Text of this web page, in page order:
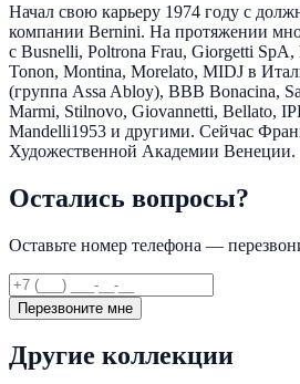
Начал свою карьеру 1974 году с
компании Bernini. На протяжении
с Busnelli, Poltrona Frau, Giorgetti SpA,
Tonon, Montina, Morelato, MIDJ в
(группа Assa Abloy), BBB Bonacina,
Marmi, Stilnovo, Giovannetti, Bellato,
Mandelli1953 и другими. Сейчас
Художественной Академии Венеции.
Остались вопросы?
Оставьте номер телефона —
Перезвоните мне
Другие коллекции